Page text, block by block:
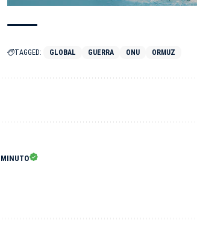
TAGGED: GLOBAL GUERRA ONU ORMUZ